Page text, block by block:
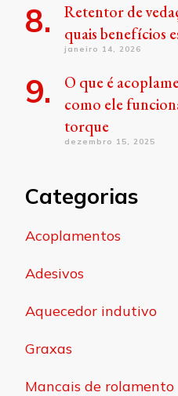
Retentor de
quais benefícios
janeiro 14, 2026
O que é
como ele
torque
dezembro 15, 2025
Categorias
Acoplamentos
Adesivos
Aquecedor indutivo
Graxas
Mancais de rolamento